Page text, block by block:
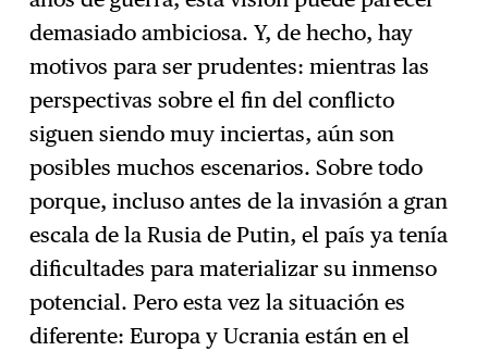
demasiado ambiciosa. Y, de hecho, hay
motivos para ser prudentes: mientras las
perspectivas sobre el fin del conflicto
siguen siendo muy inciertas, aún son
posibles muchos escenarios. Sobre todo
porque, incluso antes de la invasión a gran
escala de la Rusia de Putin, el país ya tenía
dificultades para materializar su inmenso
potencial. Pero esta vez la situación es
diferente: Europa y Ucrania están en el